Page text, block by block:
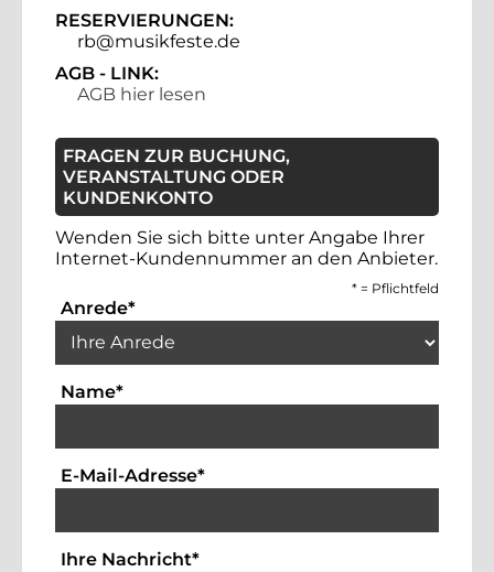
RESERVIERUNGEN:
rb@musikfeste.de
AGB - LINK:
AGB hier lesen
FRAGEN ZUR BUCHUNG,
VERANSTALTUNG ODER
KUNDENKONTO
Wenden Sie sich bitte unter Angabe Ihrer
Internet-Kundennummer an den Anbieter.
* = Pflichtfeld
Anrede*Auswahlbox für die Anrede. Dies ist
Name*Textfeld für die Eingabe Ihres Namens.
E-Mail-Adresse*Textfeld für die Eingabe der
Ihre Nachricht*Bitte geben Sie hier Ihre